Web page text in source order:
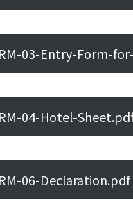
03-Entry-Form-
04-Hotel-
06-